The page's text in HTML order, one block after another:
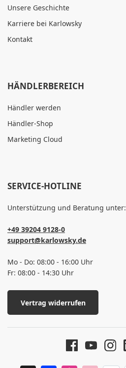
Unsere Geschichte
Karriere bei Karlowsky
Kontakt
HÄNDLERBEREICH
Händler werden
Händler-Shop
Marketing Cloud
SERVICE-HOTLINE
Unterstützung und Beratung unter:
+49 39204 9128-0
support@karlowsky.de
Mo - Do: 08:00 - 16:00 Uhr
Fr: 08:00 - 14:30 Uhr
Vertrag widerrufen